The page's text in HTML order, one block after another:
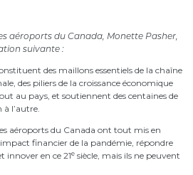
aéroports du Canada, Monette Pasher,
suivante :
des maillons essentiels de la chaîne
des piliers de la croissance économique
au pays, et soutiennent des centaines de
à l’autre.
aéroports du Canada ont tout mis en
financier de la pandémie, répondre
innover en ce 21e siècle, mais ils ne peuvent